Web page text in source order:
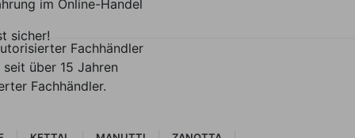
Fachhändler
im Online-Handel
sicher!
über 15 Jahren
Fachhändler.